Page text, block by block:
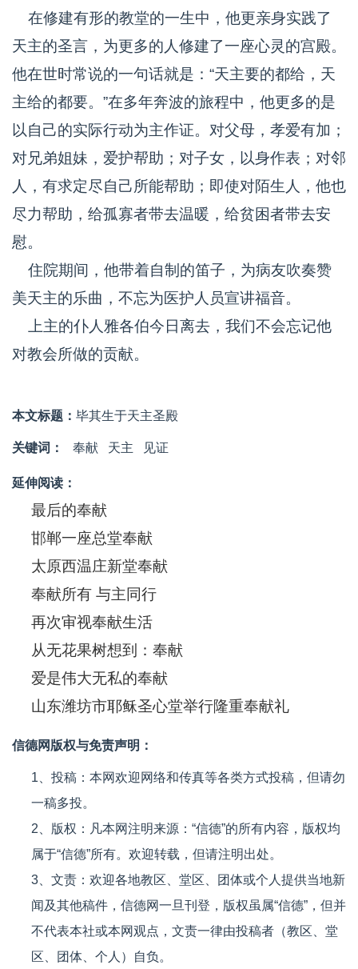
在修建有形的教堂的一生中，他更亲身实践了
天主的圣言，为更多的人修建了一座心灵的宫殿。
他在世时常说的一句话就是：“天主要的都给，天
主给的都要。”在多年奔波的旅程中，他更多的是
以自己的实际行动为主作证。对父母，孝爱有加；
对兄弟姐妹，爱护帮助；对子女，以身作表；对邻
人，有求定尽自己所能帮助；即使对陌生人，他也
尽力帮助，给孤寡者带去温暖，给贫困者带去安
慰。
住院期间，他带着自制的笛子，为病友吹奏赞
美天主的乐曲，不忘为医护人员宣讲福音。
上主的仆人雅各伯今日离去，我们不会忘记他
对教会所做的贡献。
本文标题： 毕其生于天主圣殿
关键词： 奉献 天主 见证
延伸阅读：
最后的奉献
邯郸一座总堂奉献
太原西温庄新堂奉献
奉献所有 与主同行
再次审视奉献生活
从无花果树想到：奉献
爱是伟大无私的奉献
山东潍坊市耶稣圣心堂举行隆重奉献礼
信德网版权与免责声明：
1、投稿：本网欢迎网络和传真等各类方式投稿，但请勿
一稿多投。
2、版权：凡本网注明来源：“信德”的所有内容，版权均
属于“信德”所有。欢迎转载，但请注明出处。
3、文责：欢迎各地教区、堂区、团体或个人提供当地新
闻及其他稿件，信德网一旦刊登，版权虽属“信德”，但并
不代表本社或本网观点，文责一律由投稿者（教区、堂
区、团体、个人）自负。